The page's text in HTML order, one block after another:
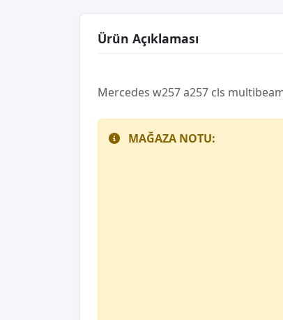
Ürün Açıklaması
Mercedes w257 a257 cls
MAĞAZA NOTU: